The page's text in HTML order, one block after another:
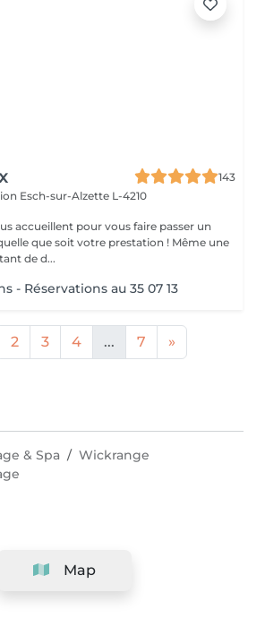
143
Esch-sur-Alzette L-4210
accueillent pour vous faire passer un
que soit votre prestation ! Même une
de d...
- Réservations au 35 07 13
2 3 4 ... 7 »
Map
& Spa
Wickrange